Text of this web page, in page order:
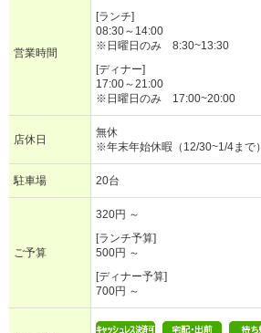
営業時間
[ランチ]
08:30～14:00
※日曜日のみ 8:30~13:30
[ディナー]
17:00～21:00
※日曜日のみ 17:00~20:00
店休日
無休
※年末年始休暇（12/30~1/4まで）
駐車場 20台
ご予算
320円 ～
[ランチ予算]
500円 ～
[ディナー予算]
700円 ～